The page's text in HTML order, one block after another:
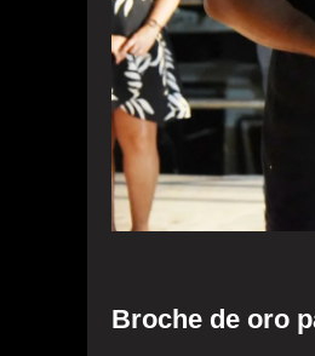
Broche de oro